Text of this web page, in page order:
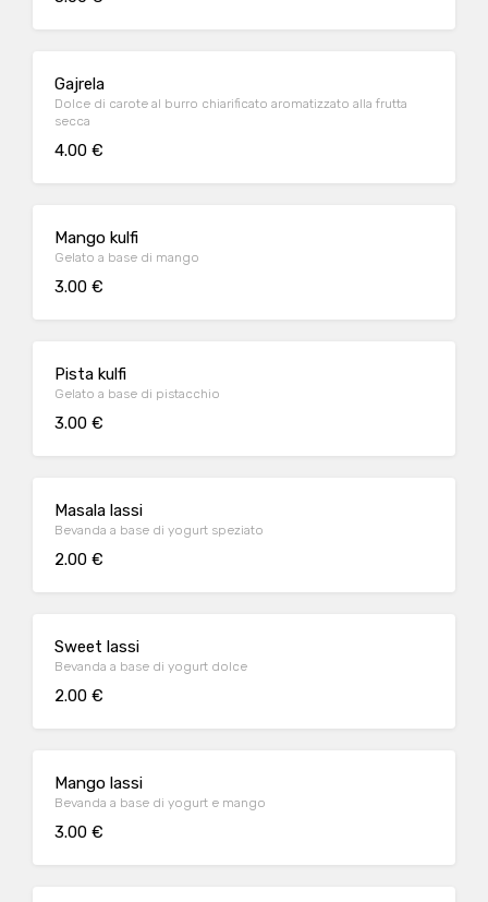
Gajrela
Dolce di carote al burro chiarificato aromatizzato alla frutta
secca
4.00 €
Mango kulfi
Gelato a base di mango
3.00 €
Pista kulfi
Gelato a base di pistacchio
3.00 €
Masala lassi
Bevanda a base di yogurt speziato
2.00 €
Sweet lassi
Bevanda a base di yogurt dolce
2.00 €
Mango lassi
Bevanda a base di yogurt e mango
3.00 €